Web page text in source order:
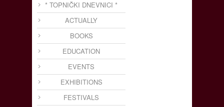
* TOPNIČKI DNEVNICI *
ACTUALLY
BOOKS
EDUCATION
EVENTS
EXHIBITIONS
FESTIVALS